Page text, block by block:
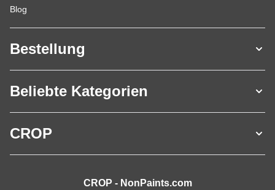
Blog
Bestellung
Beliebte Kategorien
CROP
CROP - NonPaints.com